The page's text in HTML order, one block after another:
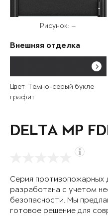
Рисунок: —
Внешняя отделка
Цвет: Темно-серый букле
графит
DELTA MP
Серия противопожарных
разработана с учетом
безопасности. Мы
готовое решение для